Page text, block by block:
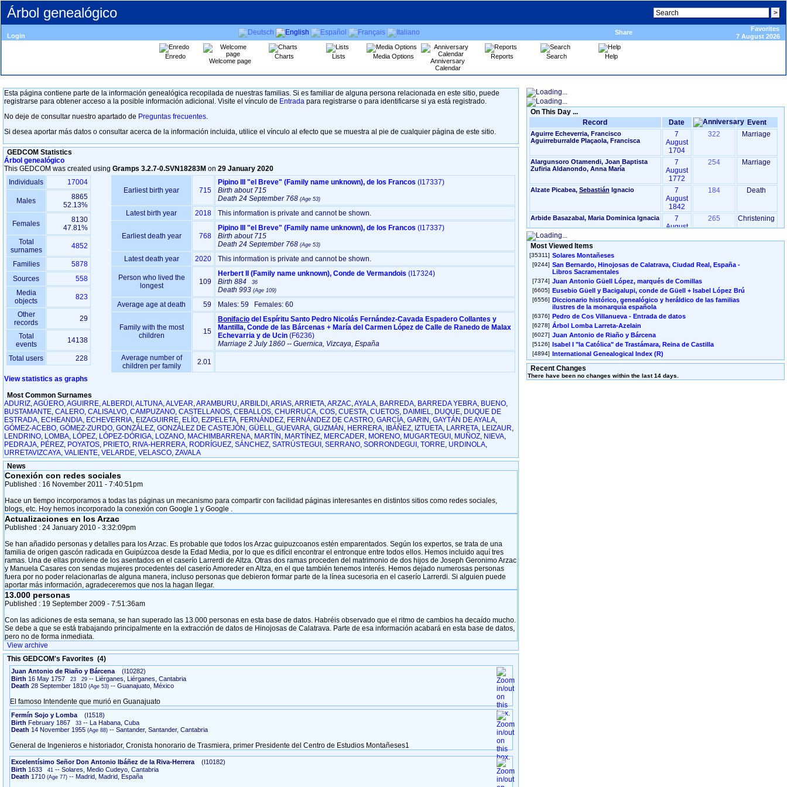
Árbol genealógico
Login Share
Favorites
7 August 2026
Enredo
Welcome page
Charts Lists Media Options
Anniversary
Calendar
Reports Search Help
Esta página contiene parte de la información genealógica recopilada de nuestras familias. Si es familiar de alguna persona relacionada en este sitio, puede
registrarse para obtener acceso a la posible información adicional. Visite el vínculo de Entrada para registrarse o para identificarse si ya está registrado.
No deje de consultar nuestro apartado de Preguntas frecuentes.
Si desea aportar más datos o consultar acerca de la información incluida, utilice el vínculo al efecto que se muestra al pie de cualquier página de este sitio.
GEDCOM Statistics
Árbol genealógico
This GEDCOM was created using Gramps 3.2.7-0.SVN18283M on 29 January 2020
Individuals
17004
Males
8865
52.13%
Females
8130
47.81%
Total
surnames
4852
Families
5878
Sources
558
Media
objects
823
Other
records
29
Total
events
14138
Total users 228
Earliest birth year 715
Pipino III "el Breve" ‏(Family name unknown)‏, de los Francos ‎(I17337)‎
Birth about 715
Death 24 September 768
Latest birth year 2018 This information is private and cannot be shown.
Earliest death year 768
Pipino III "el Breve" ‏(Family name unknown)‏, de los Francos ‎(I17337)‎
Birth about 715
Death 24 September 768
Latest death year 2020 This information is private and cannot be shown.
Person who lived the
longest
109
Herbert II ‏(Family name unknown)‏, Conde de Vermandois ‎(I17324)‎
Birth 884 36
Death 993
Average age at death 59 Males: 59 Females: 60
Family with the most
children
15
Bonifacio del Espíritu Santo Pedro Nicolás Fernández-Cavada Espadero Collantes y
Mantilla, Conde de las Bárcenas + María del Carmen López de Calle de Ranedo de Malax
Echevarria y de Ucin ‎(F6236)‎
Marriage 2 July 1860 -- Guernica, Vizcaya, España
Average number of
children per family
2.01
View statistics as graphs
Most Common Surnames
ADURIZ,AGÜERO,AGUIRRE,ALBERDI ,ALTUNA,ALVEAR,ARAMBURU,ARBILDI ,ARIAS,ARRIETA,ARZAC,AYALA, BARREDA, BARREDA YEBRA, BUENO,
BUSTAMANTE, CALERO, CALISALVO, CAMPUZANO, CASTELLANOS, CEBALLOS, CHURRUCA, COS, CUESTA, CUETOS, DAIMIEL, DUQUE, DUQUE DE
ESTRADA, ECHEANDIA, ECHEVERRIA, EIZAGUIRRE, ELÍO, EZPELETA, FERNÁNDEZ, FERNÁNDEZ DE CASTRO, GARCÍA, GARIN , GAYTÁN DE AYALA,
GÓMEZ-ACEBO, GÓMEZ-ZURDO, GONZÁLEZ, GONZÁLEZ DE CASTEJÓN , GÜELL, GUEVARA, GUZMÁN , HERRERA, IBÁÑEZ, IZTUETA, LARRETA, LEIZAUR,
LENDRINO, LOMBA, LÓPEZ, LÓPEZ-DÓRIGA, LOZANO, MACHIMBARRENA, MARTÍN , MARTÍNEZ, MERCADER, MORENO, MUGARTEGUI , MUÑOZ, NIEVA,
PEDRAJA, PÉREZ, POYATOS, PRIETO, RIVA-HERRERA, RODRÍGUEZ, SÁNCHEZ, SATRÚSTEGUI , SERRANO, SORRONDEGUI , TORRE, URDINOLA,
URRETAVIZCAYA, VALIENTE, VELARDE, VELASCO, ZAVALA
News
Conexión con redes sociales
Published : 16 November 2011 - 7:40:51pm
Hace un tiempo incorporamos a todas las páginas un mecanismo para compartir con facilidad páginas interesantes en distintos sitios como redes sociales,
blogs, etc. Hoy hemos incorporado la conexión con Google 1 y Google .
Actualizaciones en los Arzac
Published : 24 January 2010 - 3:32:09pm
Se han añadido personas y detalles para los Arzac. Es probable que todos los Arzac guipuzcoanos estén emparentados. Según los expertos, se trata de una
familia de origen gascón radicada en Guipúzcoa desde la Edad Media, por lo que es difícil encontrar el entronque entre todos ellos. Hemos incluido aquí tres
ramas. Una de ellas proviene de los asentados en el caserío Larrerdi de Altza. Otras dos ramas proceden del matrimonio de dos hijos de Joseph Geronimo Arzac
y Manuela Casares con sendas mujeres procedentes del caserío Amoreder en Altza, en el que también tenemos interés. Hemos dejado numerosas personas
fuera por no poder relacionarlas de alguna manera, incluso personas que debieron formar parte de la línea sucesoria en el caserío Larrerdi. Si alguien puede
aportar más información, agradeceremos que nos la hagan llegar.
13.000 personas
Published : 19 September 2009 - 7:51:36am
Con las adiciones de esta semana, se han superado las 13.000 personas en esta base de datos. Habréis observado que el ritmo de cambios ha decaído mucho.
Se debe a que se está trabajando principalmente en la extracción de datos de Hinojosas de Calatrava. Parte de esa información acabará en esta base de datos,
pero no de forma inmediata.
View archive
This GEDCOM's Favorites (4)
Juan Antonio de Riaño y Bárcena
‎(I10282)‎
Birth 16 May 1757 23 29-- Liérganes, Liérganes, Cantabria
Death 28 September 1810 ‏(Age 53)‏-- Guanajuato, México
El famoso Intendente que murió en Guanajuato
Fermín Sojo y Lomba
‎(I1518)‎
Birth February 1867 33-- La Habana, Cuba
Death 14 November 1955 ‏(Age 88)‏-- Santander, Santander, Cantabria
General de Ingenieros e historiador, Cronista honorario de Trasmiera, primer Presidente del Centro de Estudios Montañeses1
Excelentísimo Señor Don Antonio Ibáñez de la Riva-Herrera
‎(I10182)‎
Birth 1633 41 -- Solares, Medio Cudeyo, Cantabria
Death 1710 ‏(Age 77)‏-- Madrid, Madrid, España
On This Day ...
Record
Date Event
Aguirre Echeverria, Francisco
Aguirreburralde Plaçaola, Francisca
7
August
1704
322 Marriage
Alargunsoro Otamendi, Joan Baptista
Zufiria Aldanondo, Anna María
7
August
1772
254 Marriage
Alzate Picabea, Sebastián Ignacio
7
August
1842
184 Death
Arbide Basazabal, Maria Dominica Ignacia
7
August
265 Christening
Arbide Basazabal, Maria Manuela
Dominica Ignacia
1761
Arzac Belaunzaran, Maria Ana
August
1755
Arzac Belaunzaran, Maria Ana
7
1755
271
Calisalvo Calisalvo, Eulalia de Mérida
Justa
1867
de la Cantolla y Gandarillas, Alberto
7
1820
206 Christening
Most Viewed Items
[35311] Solares Montañeses
[9244] San Bernardo, Hinojosas de Calatrava, Ciudad Real, España -
Libros Sacramentales
[7374] Juan Antonio Güell López, marqués de Comillas
[6605] Eusebio Güell y Bacigalupi, conde de Güell + Isabel López Brú
[6556] Diccionario histórico, genealógico y heráldico de las familias
ilustres de la monarquía española
[6376] Pedro de Cos Villanueva - Entrada de datos
[6278] Árbol Lomba Larreta-Azelain
[6027] Juan Antonio de Riaño y Bárcena
[5126] Isabel I "la Católica" de Trastámara, Reina de Castilla
[4894]
Recent Changes
There have been no changes within the last 14 days.